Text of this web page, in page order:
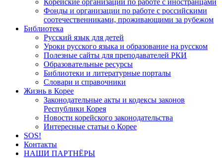
Корейские организации по работе с иностранцами
Фонды и организации по работе с российскими
соотечественниками, проживающими за рубежом
Библиотека
Русский язык для детей
Уроки русского языка и образование на русском
Полезные сайты для преподавателей РКИ
Образовательные ресурсы
Библиотеки и литературные порталы
Словари и справочники
Жизнь в Корее
Законодательные акты и кодексы законов
Республики Корея
Новости корейского законодательства
Интересные статьи о Корее
SOS!
Контакты
НАШИ ПАРТНЁРЫ